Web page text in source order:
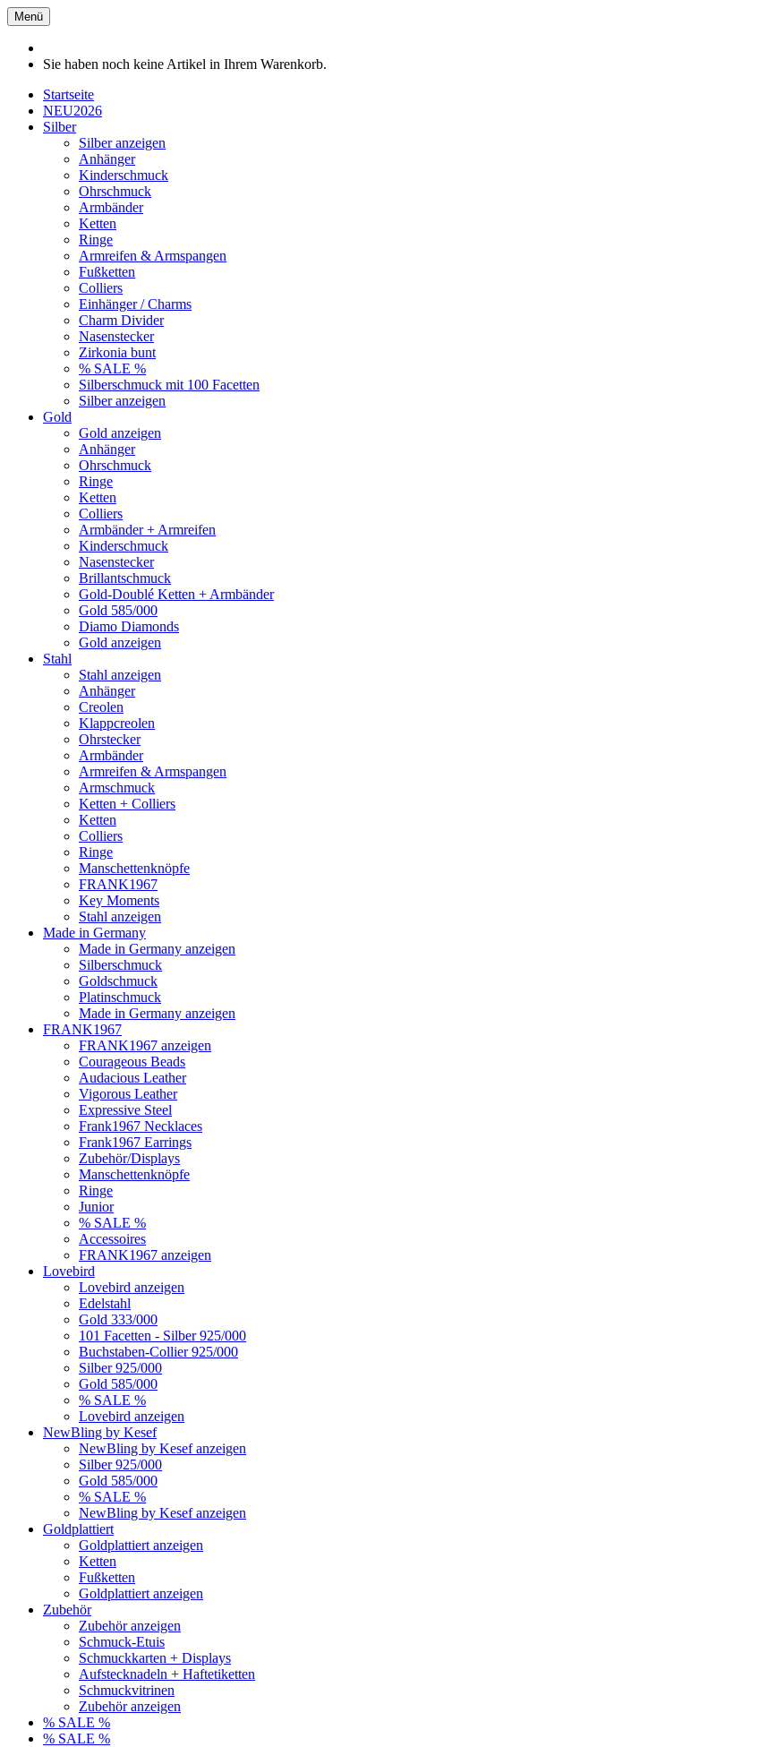
Menü
Sie haben noch keine Artikel in Ihrem Warenkorb.
Startseite
NEU2026
Silber
Silber anzeigen
Anhänger
Kinderschmuck
Ohrschmuck
Armbänder
Ketten
Ringe
Armreifen & Armspangen
Fußketten
Colliers
Einhänger / Charms
Charm Divider
Nasenstecker
Zirkonia bunt
% SALE %
Silberschmuck mit 100 Facetten
Silber anzeigen
Gold
Gold anzeigen
Anhänger
Ohrschmuck
Ringe
Ketten
Colliers
Armbänder + Armreifen
Kinderschmuck
Nasenstecker
Brillantschmuck
Gold-Doublé Ketten + Armbänder
Gold 585/000
Diamo Diamonds
Gold anzeigen
Stahl
Stahl anzeigen
Anhänger
Creolen
Klappcreolen
Ohrstecker
Armbänder
Armreifen & Armspangen
Armschmuck
Ketten + Colliers
Ketten
Colliers
Ringe
Manschettenknöpfe
FRANK1967
Key Moments
Stahl anzeigen
Made in Germany
Made in Germany anzeigen
Silberschmuck
Goldschmuck
Platinschmuck
Made in Germany anzeigen
FRANK1967
FRANK1967 anzeigen
Courageous Beads
Audacious Leather
Vigorous Leather
Expressive Steel
Frank1967 Necklaces
Frank1967 Earrings
Zubehör/Displays
Manschettenknöpfe
Ringe
Junior
% SALE %
Accessoires
FRANK1967 anzeigen
Lovebird
Lovebird anzeigen
Edelstahl
Gold 333/000
101 Facetten - Silber 925/000
Buchstaben-Collier 925/000
Silber 925/000
Gold 585/000
% SALE %
Lovebird anzeigen
NewBling by Kesef
NewBling by Kesef anzeigen
Silber 925/000
Gold 585/000
% SALE %
NewBling by Kesef anzeigen
Goldplattiert
Goldplattiert anzeigen
Ketten
Fußketten
Goldplattiert anzeigen
Zubehör
Zubehör anzeigen
Schmuck-Etuis
Schmuckkarten + Displays
Aufstecknadeln + Haftetiketten
Schmuckvitrinen
Zubehör anzeigen
% SALE %
% SALE %